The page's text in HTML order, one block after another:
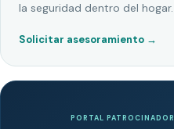
la seguridad dentro del hogar.
Solicitar asesoramiento →
PORTAL PATROCINADOR